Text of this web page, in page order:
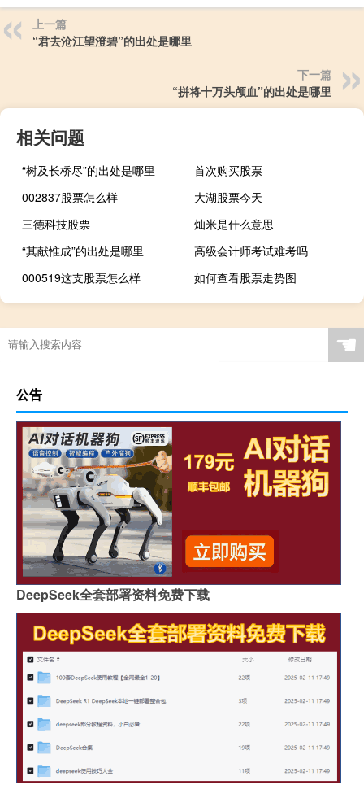
上一篇
“君去沧江望澄碧”的出处是哪里
下一篇
“拼将十万头颅血”的出处是哪里
相关问题
“树及长桥尽”的出处是哪里
首次购买股票
002837股票怎么样
大湖股票今天
三德科技股票
灿米是什么意思
“其献惟成”的出处是哪里
高级会计师考试难考吗
000519这支股票怎么样
如何查看股票走势图
☚
公告
DeepSeek全套部署资料免费下载